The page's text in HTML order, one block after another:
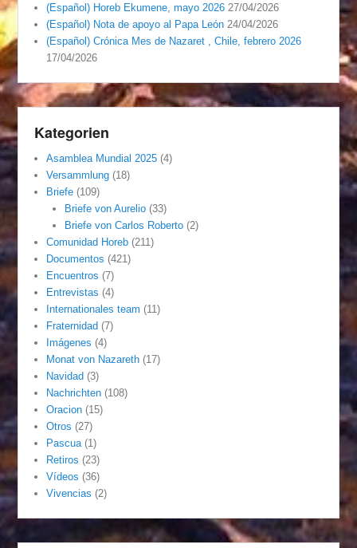
(Español) Horeb Ekumene, mayo 2026 27/04/2026
(Español) Nota de apoyo al Papa León 24/04/2026
(Español) Crónica Mes de Nazaret , Chile, febrero 2026
17/04/2026
Kategorien
Asamblea Mundial 2025 (4)
Versammlung (18)
Briefe (109)
Briefe von Aurelio(33)
Briefe von Carlos Roberto(2)
Comunidad Horeb (211)
Documentos (421)
Encuentros (7)
Entrevistas (4)
Internationales team (11)
Fraternidad (7)
Imágenes (4)
Monat von Nazareth (17)
Navidad (3)
Nachrichten (108)
Oracion (15)
Otros (27)
Pascua (1)
Retiros (23)
Vídeos (36)
Vivencias (2)